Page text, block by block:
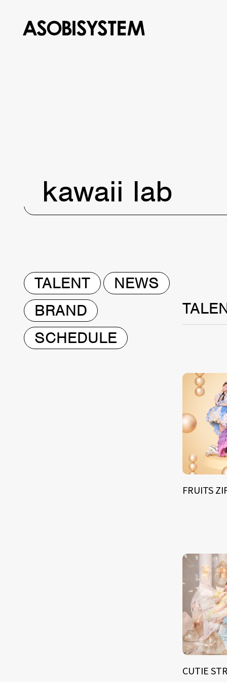
kawaii lab
TALENT
NEWS
BRAND
SCHEDULE
FRUITS
CUTIE